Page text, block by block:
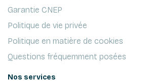
Garantie CNEP
Politique de vie privée
Politique en matière de cookies
Questions fréquemment posées
Nos services